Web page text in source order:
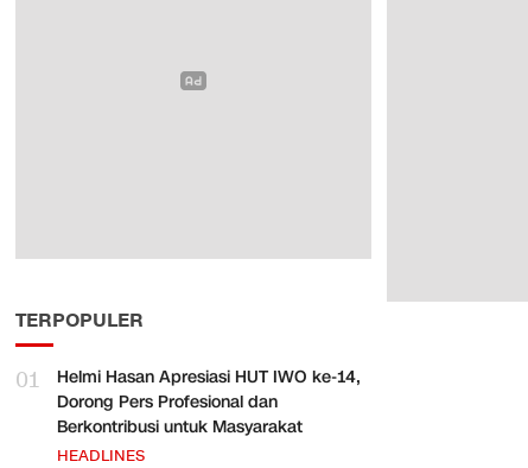
TERPOPULER
01
Helmi Hasan Apresiasi HUT IWO ke-14,
Dorong Pers Profesional dan
Berkontribusi untuk Masyarakat
HEADLINES